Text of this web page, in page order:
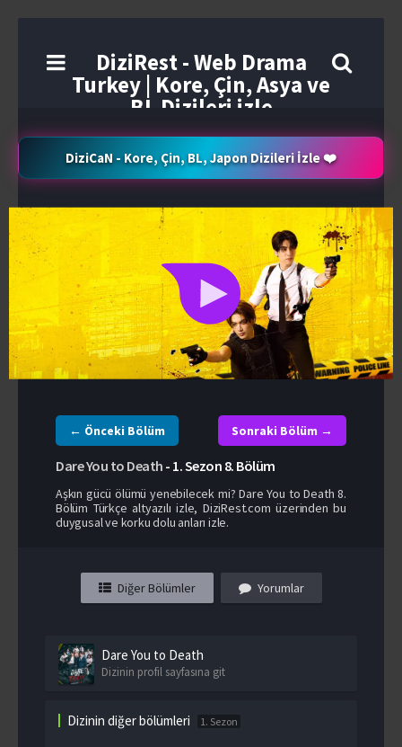
DiziRest - Web Drama
Turkey | Kore, Çin, Asya ve
BL Dizileri izle
DiziCaN - Kore, Çin, BL, Japon Dizileri İzle ❤️
← Önceki Bölüm Sonraki Bölüm →
Dare You to Death - 1. Sezon 8. Bölüm
Aşkın gücü ölümü yenebilecek mi? Dare You to Death 8.
Bölüm Türkçe altyazılı izle, DiziRest.com üzerinden bu
duygusal ve korku dolu anları izle.
Diğer Bölümler Yorumlar
Dare You to Death
Dizinin profil sayfasına git
Dizinin diğer bölümleri 1. Sezon